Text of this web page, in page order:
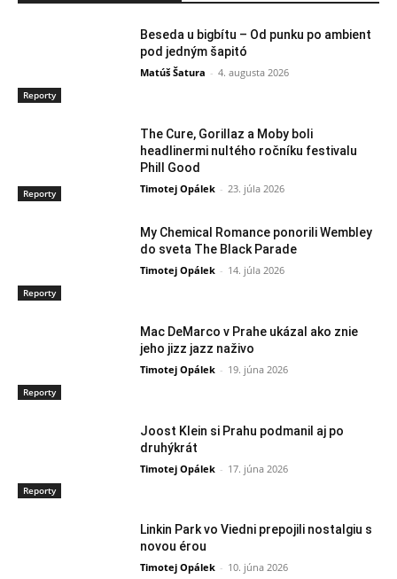
Reporty
Beseda u bigbítu – Od punku po ambient
pod jedným šapitó
Matúš Šatura - 4. augusta 2026
Reporty
The Cure, Gorillaz a Moby boli
headlinermi nultého ročníku festivalu
Phill Good
Timotej Opálek - 23. júla 2026
Reporty
My Chemical Romance ponorili Wembley
do sveta The Black Parade
Timotej Opálek - 14. júla 2026
Reporty
Mac DeMarco v Prahe ukázal ako znie
jeho jizz jazz naživo
Timotej Opálek - 19. júna 2026
Reporty
Joost Klein si Prahu podmanil aj po
druhýkrát
Timotej Opálek - 17. júna 2026
Linkin Park vo Viedni prepojili nostalgiu s
novou érou
Timotej Opálek - 10. júna 2026